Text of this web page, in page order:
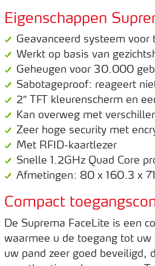
Eigenschappen
Geavanceerd systeem
Werkt op basis van
Geheugen voor 30.000
Sabotageproof: reageert
2″ TFT kleurenscherm en
Kan overweg met
Zeer hoge security met
Met RFID-kaartlezer
Snelle 1.2GHz Quad Core
Afmetingen: 80 x 160.3 x
Compact
De Suprema FaceLite is een
waarmee u de toegang tot
uw pand zeer goed beveiligd,